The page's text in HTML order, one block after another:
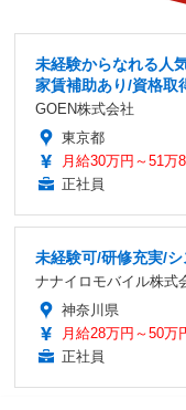
未経験からなれる人
家賃補助あり/資格取
GOEN株式会社
東京都
月給30万円～51万
正社員
未経験可/研修充実/
ナナイロモバイル株式
神奈川県
月給28万円～50万
正社員